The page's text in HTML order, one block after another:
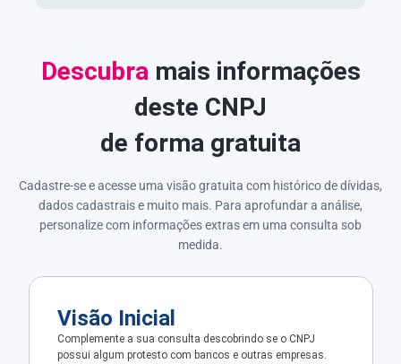
Descubramais informações
deste CNPJ
de forma gratuita
Cadastre-se e acesse uma visão gratuita com histórico de dívidas,
dados cadastrais e muito mais. Para aprofundar a análise,
personalize com informações extras em uma consulta sob
medida.
Visão Inicial
Complemente a sua consulta descobrindo se o CNPJ
possui algum protesto com bancos e outras empresas.